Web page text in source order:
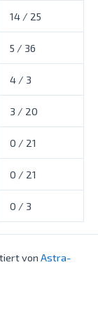
14 / 25
5 / 36
4 / 3
3 / 20
0 / 21
0 / 21
0 / 3
von Astra-